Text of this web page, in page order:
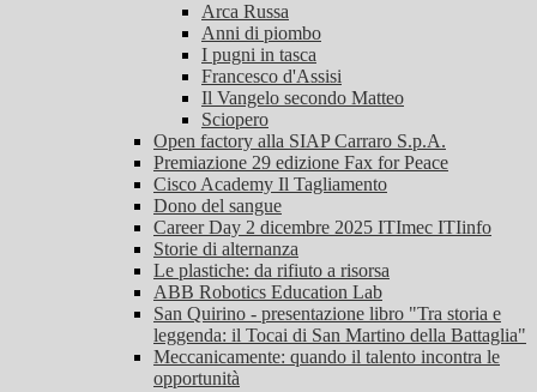
Arca Russa
Anni di piombo
I pugni in tasca
Francesco d'Assisi
Il Vangelo secondo Matteo
Sciopero
Open factory alla SIAP Carraro S.p.A.
Premiazione 29 edizione Fax for Peace
Cisco Academy Il Tagliamento
Dono del sangue
Career Day 2 dicembre 2025 ITImec ITIinfo
Storie di alternanza
Le plastiche: da rifiuto a risorsa
ABB Robotics Education Lab
San Quirino - presentazione libro "Tra storia e
leggenda: il Tocai di San Martino della Battaglia"
Meccanicamente: quando il talento incontra le
opportunità